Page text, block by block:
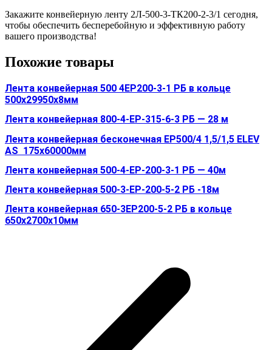
Закажите конвейерную ленту 2Л-500-3-ТК200-2-3/1 сегодня,
чтобы обеспечить бесперебойную и эффективную работу
вашего производства!
Похожие товары
Лента конвейерная 500 4ЕР200-3-1 РБ в кольце
500х29950х8мм
Лента конвейерная 800-4-EP-315-6-3 РБ — 28 м
Лента конвейерная бесконечная ЕР500/4 1,5/1,5 ELEV
AS 175х60000мм
Лента конвейерная 500-4-ЕР-200-3-1 РБ — 40м
Лента конвейерная 500-3-ЕР-200-5-2 РБ -18м
Лента конвейерная 650-3ЕР200-5-2 РБ в кольце
650х2700х10мм